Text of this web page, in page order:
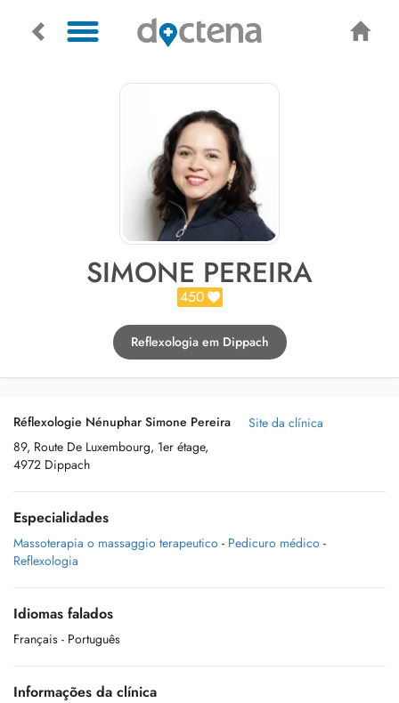
SIMONE PEREIRA
450
Reflexologia em Dippach
Réflexologie Nénuphar Simone Pereira
89, Route De Luxembourg, 1er étage,
4972 Dippach
Site da clínica
Especialidades
Massoterapia o massaggio terapeutico - Pedicuro médico -
Reflexologia
Idiomas falados
Français - Português
Informações da clínica